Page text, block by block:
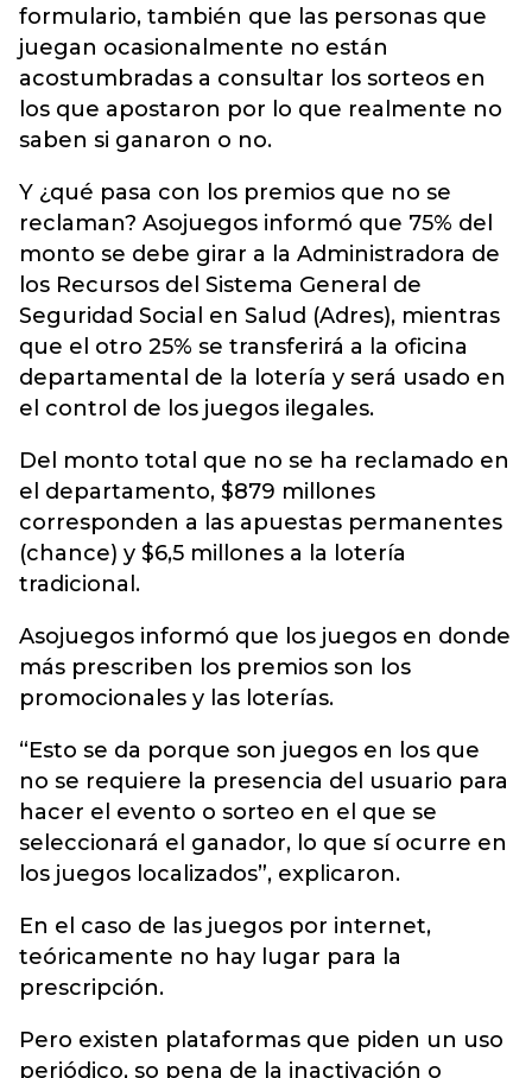
formulario, también que las personas que
juegan ocasionalmente no están
acostumbradas a consultar los sorteos en
los que apostaron por lo que realmente no
saben si ganaron o no.
Y ¿qué pasa con los premios que no se
reclaman? Asojuegos informó que 75% del
monto se debe girar a la Administradora de
los Recursos del Sistema General de
Seguridad Social en Salud (Adres), mientras
que el otro 25% se transferirá a la oficina
departamental de la lotería y será usado en
el control de los juegos ilegales.
Del monto total que no se ha reclamado en
el departamento, $879 millones
corresponden a las apuestas permanentes
(chance) y $6,5 millones a la lotería
tradicional.
Asojuegos informó que los juegos en donde
más prescriben los premios son los
promocionales y las loterías.
“Esto se da porque son juegos en los que
no se requiere la presencia del usuario para
hacer el evento o sorteo en el que se
seleccionará el ganador, lo que sí ocurre en
los juegos localizados”, explicaron.
En el caso de las juegos por internet,
teóricamente no hay lugar para la
prescripción.
Pero existen plataformas que piden un uso
periódico, so pena de la inactivación o